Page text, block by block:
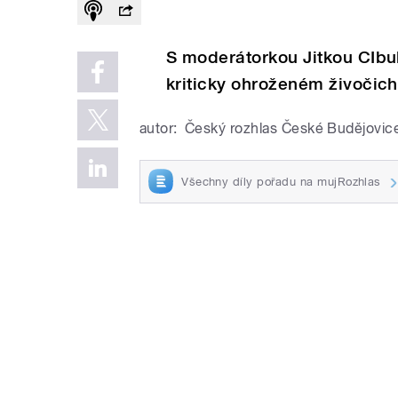
S moderátorkou Jitkou
kriticky ohroženém
autor: Český rozhlas České
Všechny díly pořadu na mujRozhlas